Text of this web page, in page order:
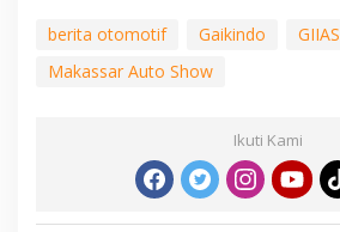
berita otomotif Gaikindo
GIIAS
Makassar Auto Show
Ikuti Kami